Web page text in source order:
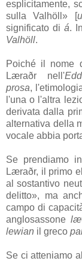
esplicitamente,
sullaValhöll» [
significato di á.
Valhöll.
Poiché il nome
Læraðr nell'
prosa,
l'una o l'altra
derivata dalla
alternativa della
vocale abbia
Se prendiamo
Læraðr, il primo
al sostantivo
delitto», ma
campo di
anglosassone
lewian il greco
Se ci atteniamo